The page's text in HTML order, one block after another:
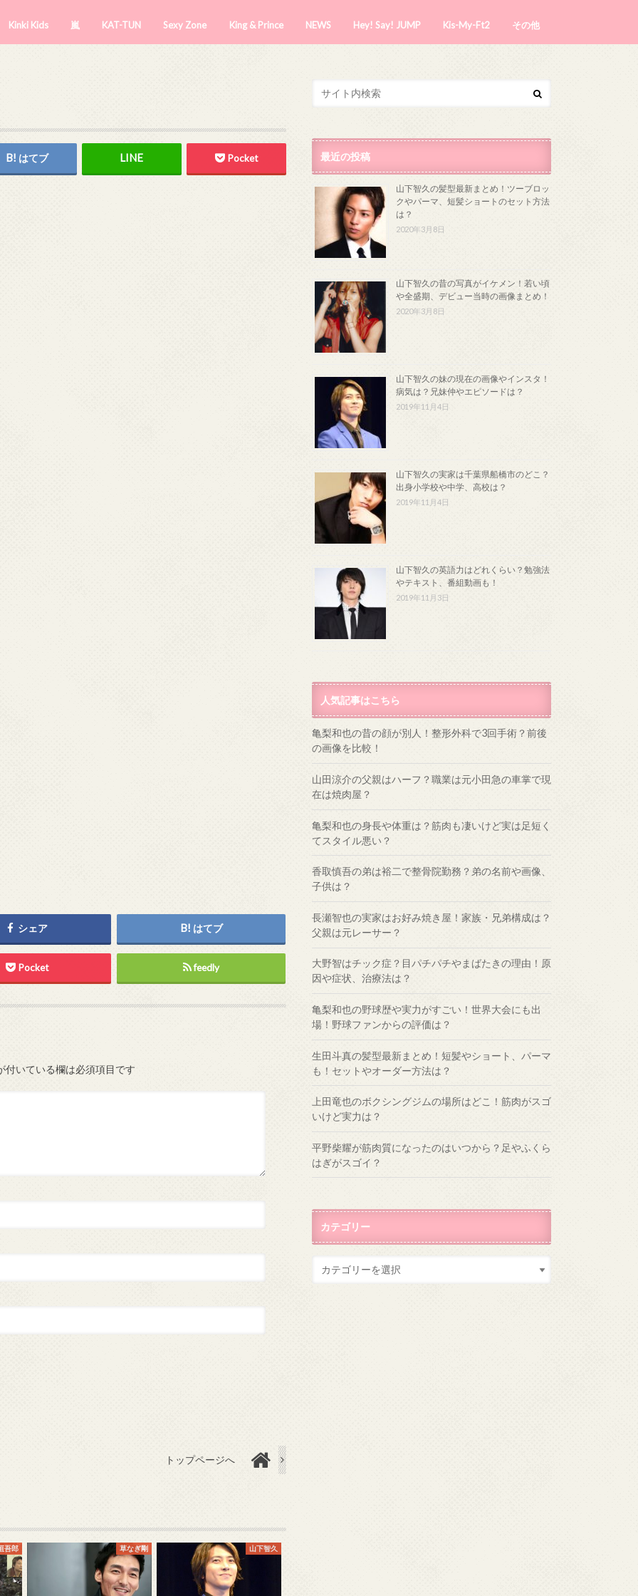
Kinki Kids 嵐 KAT-TUN Sexy Zone King & Prince NEWS Hey! Say! JUMP Kis-My-Ft2 その他
はてブ Pocket
シェア はてブ
Pocket feedly
付いている欄は必須項目です
トップページへ
吾郎 草なぎ剛 山下智久
最近の投稿
山下智久の髪型最新まとめ！ツーブロッ
クやパーマ、短髪ショートのセット方法
は？
2020年3月8日
山下智久の昔の写真がイケメン！若い頃
や全盛期、デビュー当時の画像まとめ！
2020年3月8日
山下智久の妹の現在の画像やインスタ！
病気は？兄妹仲やエピソードは？
2019年11月4日
山下智久の実家は千葉県船橋市のどこ？
出身小学校や中学、高校は？
2019年11月4日
山下智久の英語力はどれくらい？勉強法
やテキスト、番組動画も！
2019年11月3日
人気記事はこちら
亀梨和也の昔の顔が別人！整形外科で3回手術？前後
の画像を比較！
山田涼介の父親はハーフ？職業は元小田急の車掌で現
在は焼肉屋？
亀梨和也の身長や体重は？筋肉も凄いけど実は足短く
てスタイル悪い？
香取慎吾の弟は裕二で整骨院勤務？弟の名前や画像、
子供は？
長瀬智也の実家はお好み焼き屋！家族・兄弟構成は？
父親は元レーサー？
大野智はチック症？目パチパチやまばたきの理由！原
因や症状、治療法は？
亀梨和也の野球歴や実力がすごい！世界大会にも出
場！野球ファンからの評価は？
生田斗真の髪型最新まとめ！短髪やショート、パーマ
も！セットやオーダー方法は？
上田竜也のボクシングジムの場所はどこ！筋肉がスゴ
いけど実力は？
平野柴耀が筋肉質になったのはいつから？足やふくら
はぎがスゴイ？
カテゴリー